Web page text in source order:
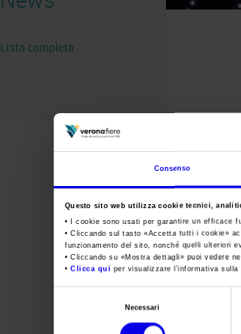
Consenso
Questo sito web utilizza cookie tecnici,
• I cookie sono usati per garantire un efficace
• Cliccando sul tasto «Accetta tutti i cookie»
funzionamento del sito, nonché quelli ulteriori
• Cliccando su «Mostra dettagli» puoi vedere
•Clicca qui per visualizzare l'informativa sulla
Necessari
Lista completa